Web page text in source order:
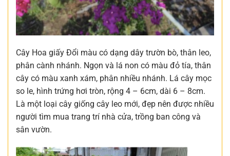
Cây Hoa giấy Đổi màu có dạng dây trườn bò, thân leo,
phân cành nhánh. Ngọn và lá non có màu đỏ tía, thân
cây có màu xanh xám, phân nhiều nhánh. Lá cây mọc
so le, hình trứng hơi tròn, rộng 4 – 6cm, dài 6 – 8cm.
Là một loại cây giống cây leo mới, đẹp nên được nhiều
người tìm mua trang trí nhà cửa, trồng ban công và
sân vườn.